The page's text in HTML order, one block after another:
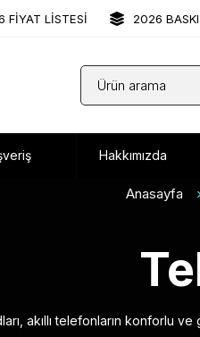
FİYAT LİSTESİ 2026
Hakkımızda
Anasayfa
akıllı telefonların konforlu ve